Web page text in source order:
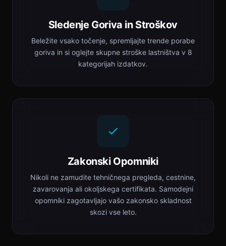
Sledenje Goriva in Stroškov
Beležite vsako točenje, spremljajte trende porabe
goriva in si oglejte skupne stroške lastništva v 8
kategorijah izdatkov.
Zakonski Opomniki
Nikoli ne zamudite tehničnega pregleda, cestnine,
zavarovanja ali okoljskega certifikata. Samodejni
opomniki zagotavljajo vašo zakonsko skladnost
skozi vse leto.